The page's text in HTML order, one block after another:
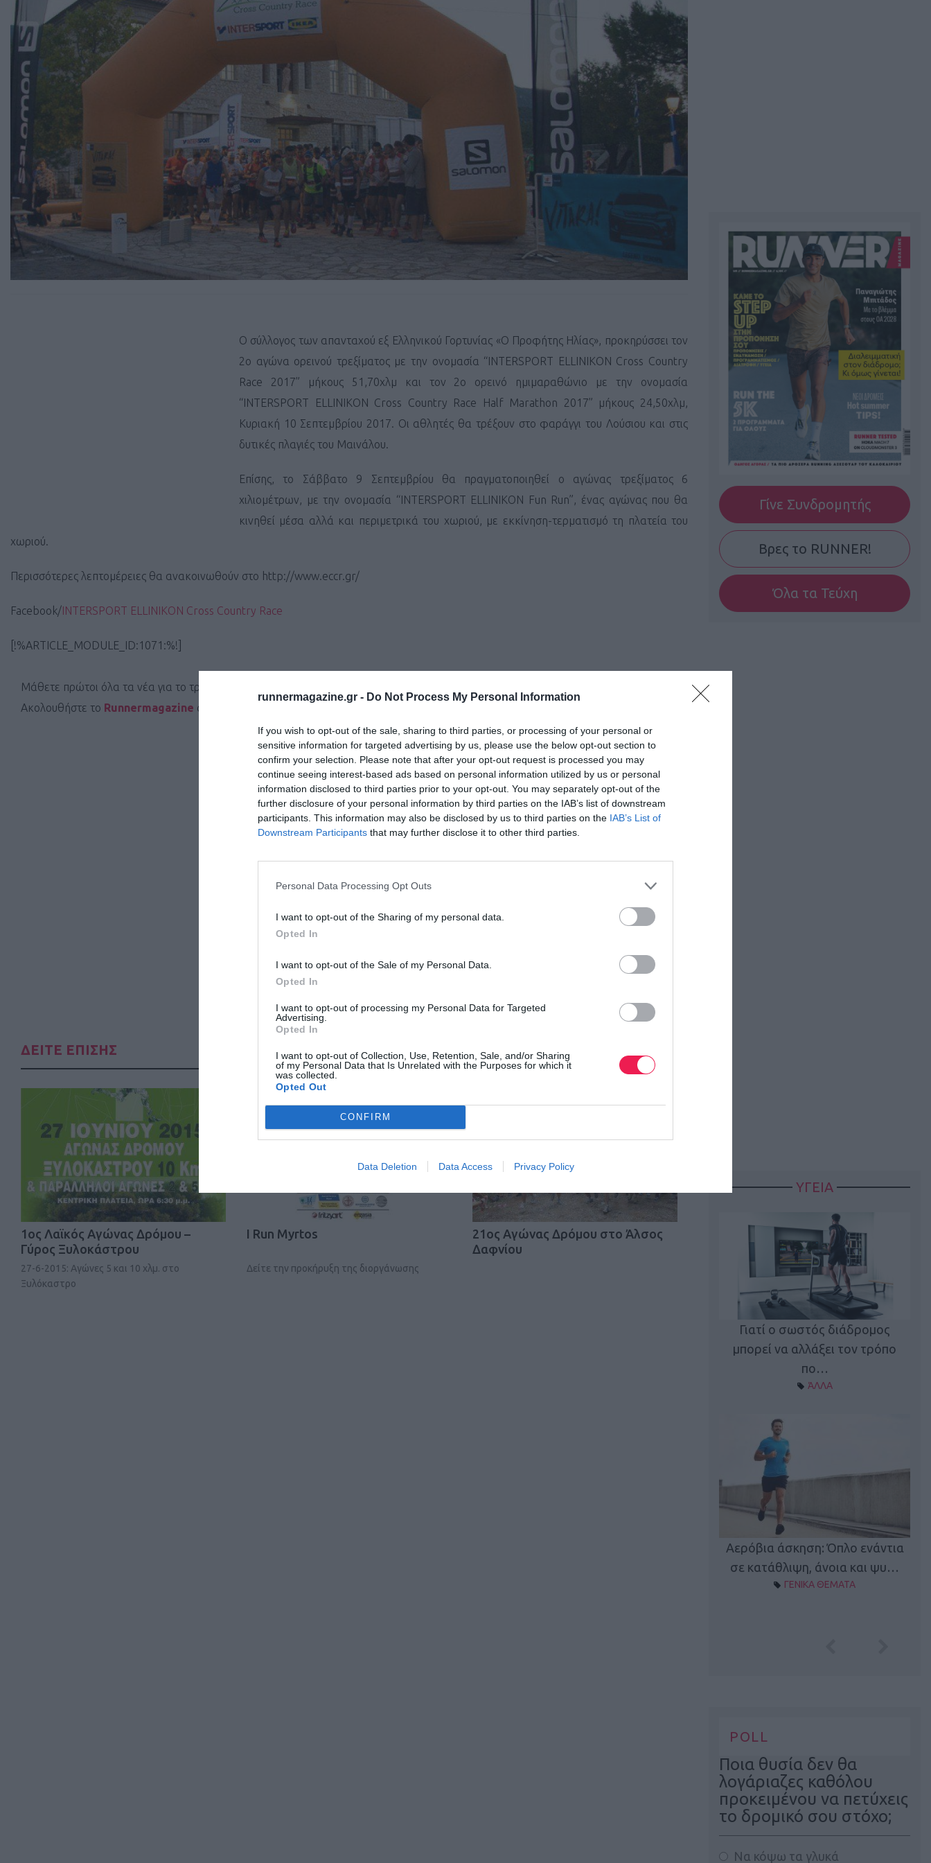
runnermagazine.gr - Do Not Process My Personal Information
If you wish to opt-out of the sale, sharing to third parties, or processing of your personal or
sensitive information for targeted advertising by us, please use the below opt-out section to
confirm your selection. Please note that after your opt-out request is processed you may
continue seeing interest-based ads based on personal information utilized by us or personal
information disclosed to third parties prior to your opt-out. You may separately opt-out of the
further disclosure of your personal information by third parties on the IAB’s list of downstream
participants. This information may also be disclosed by us to third parties on the IAB’s List of
Downstream Participants that may further disclose it to other third parties.
Personal Data Processing Opt Outs
I want to opt-out of the Sharing of my personal data.
Opted In
I want to opt-out of the Sale of my Personal Data.
Opted In
I want to opt-out of processing my Personal Data for Targeted
Advertising.
Opted In
I want to opt-out of Collection, Use, Retention, Sale, and/or Sharing
of my Personal Data that Is Unrelated with the Purposes for which it
was collected.
Opted Out
CONFIRM
Data Deletion Data Access Privacy Policy
Ο σύλλογος των απανταχού εξ Ελληνικού Γορτυνίας «Ο Προφήτης Ηλίας», προκηρύσσει τον
2ο αγώνα ορεινού τρεξίματος με την ονομασία “INTERSPORT ELLINIKON Cross Country
Race 2017” μήκους 51,70χλμ και τον 2ο ορεινό ημιμαραθώνιο με την ονομασία
“INTERSPORT ELLINIKON Cross Country Race Half Marathon 2017” μήκους 24,50χλμ,
Κυριακή 10 Σεπτεμβρίου 2017. Οι αθλητές θα τρέξουν στο φαράγγι του Λούσιου και στις
δυτικές πλαγιές του Μαινάλου.
Επίσης, το Σάββατο 9 Σεπτεμβρίου θα πραγματοποιηθεί ο αγώνας τρεξίματος 6
χιλιομέτρων, με την ονομασία “INTERSPORT ELLINIKON Fun Run”, ένας αγώνας που θα
κινηθεί μέσα αλλά και περιμετρικά του χωριού, με εκκίνηση-τερματισμό τη πλατεία του
χωριού.
Περισσότερες λεπτομέρειες θα ανακοινωθούν στο http://www.eccr.gr/
Facebook/INTERSPORT ELLINIKON Cross Country Race
[!%ARTICLE_MODULE_ID:1071:%!]
Μάθετε πρώτοι όλα τα νέα για το τρέξιμο στην Ελλάδα και τον κόσμο στο
Ακολουθήστε το Runnermagazine σε
ΔΕΙΤΕ ΕΠΙΣΗΣ
1oς Λαϊκός Αγώνας Δρόμου –
Γύρος Ξυλοκάστρου
27-6-2015: Αγώνες 5 και 10 χλμ. στο
Ξυλόκαστρο
I Run Myrtos
Δείτε την προκήρυξη της διοργάνωσης
21ος Αγώνας Δρόμου στο Άλσος
Δαφνίου
Γίνε Συνδρομητής
Βρες το RUNNER!
Όλα τα Τεύχη
ΥΓΕΙΑ
Γιατί ο σωστός διάδρομος
μπορεί να αλλάξει τον τρόπο
πο…
ΆΛΛΑ
Αερόβια άσκηση: Όπλο ενάντια
σε κατάθλιψη, άνοια και ψυ…
ΓΕΝΙΚΑ ΘΕΜΑΤΑ
POLL
Ποια θυσία δεν θα
λογάριαζες καθόλου
προκειμένου να πετύχεις
το δρομικό σου στόχο;
Να κόψω τα γλυκά